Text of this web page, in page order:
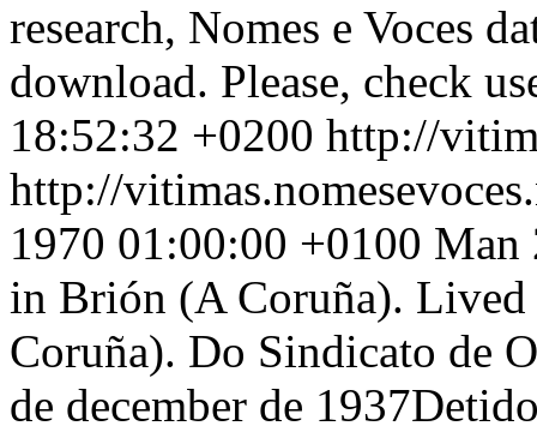
research, Nomes e Voces
download. Please, check
18:52:32 +0200 http://
http://
1970 01:00:00 +0100 Man
in Brión (A Coruña).
Coruña). Do Sindicato de
de december de